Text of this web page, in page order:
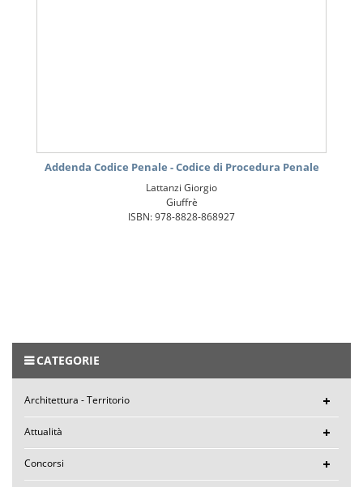
Addenda Codice Penale - Codice di Procedura Penale
Lattanzi Giorgio
Giuffrè
ISBN: 978-8828-868927
CATEGORIE
Architettura - Territorio
Attualità
Concorsi